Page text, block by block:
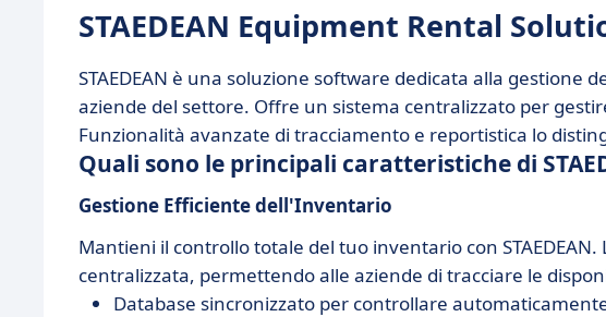
STAEDEAN Equipment Rental
STAEDEAN è una soluzione software dedicata alla gestione
aziende del settore. Offre un sistema centralizzato per
Funzionalità avanzate di tracciamento e reportistica lo
Quali sono le principali caratteristiche di
Gestione Efficiente dell'Inventario
Mantieni il controllo totale del tuo inventario con
centralizzata, permettendo alle aziende di tracciare le
Database sincronizzato per controllare